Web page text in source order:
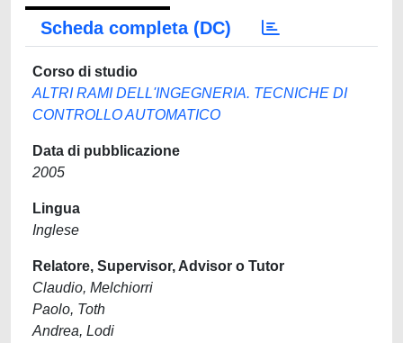
Scheda completa (DC)
Corso di studio
ALTRI RAMI DELL'INGEGNERIA. TECNICHE DI
CONTROLLO AUTOMATICO
Data di pubblicazione
2005
Lingua
Inglese
Relatore, Supervisor, Advisor o Tutor
Claudio, Melchiorri
Paolo, Toth
Andrea, Lodi